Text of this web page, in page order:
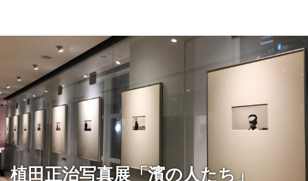
植田正治写真展「濱の人たち」